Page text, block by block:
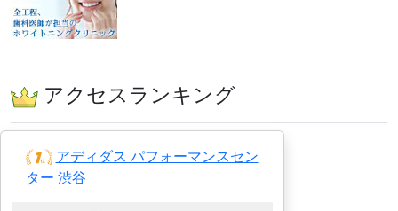
アクセスランキング
アディダス パフォーマンスセン
ター 渋谷